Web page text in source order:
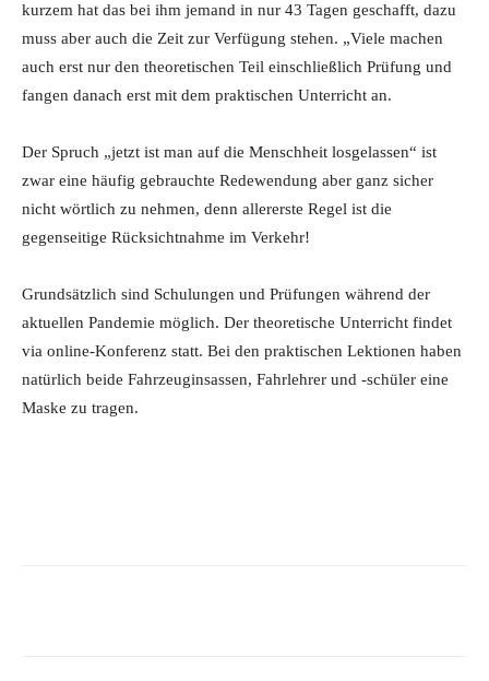
kurzem hat das bei ihm jemand in nur 43 Tagen geschafft, dazu
muss aber auch die Zeit zur Verfügung stehen. „Viele machen
auch erst nur den theoretischen Teil einschließlich Prüfung und
fangen danach erst mit dem praktischen Unterricht an.
Der Spruch „jetzt ist man auf die Menschheit losgelassen“ ist
zwar eine häufig gebrauchte Redewendung aber ganz sicher
nicht wörtlich zu nehmen, denn allererste Regel ist die
gegenseitige Rücksichtnahme im Verkehr!
Grundsätzlich sind Schulungen und Prüfungen während der
aktuellen Pandemie möglich. Der theoretische Unterricht findet
via online-Konferenz statt. Bei den praktischen Lektionen haben
natürlich beide Fahrzeuginsassen, Fahrlehrer und -schüler eine
Maske zu tragen.